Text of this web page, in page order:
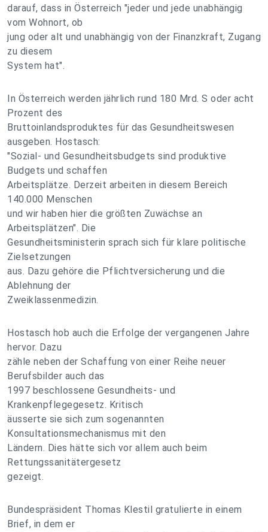
darauf, dass in Österreich "jeder und jede unabhängig
vom Wohnort, ob
jung oder alt und unabhängig von der Finanzkraft, Zugang
zu diesem
System hat".
In Österreich werden jährlich rund 180 Mrd. S oder acht
Prozent des
Bruttoinlandsproduktes für das Gesundheitswesen
ausgeben. Hostasch:
"Sozial- und Gesundheitsbudgets sind produktive
Budgets und schaffen
Arbeitsplätze. Derzeit arbeiten in diesem Bereich
140.000 Menschen
und wir haben hier die größten Zuwächse an
Arbeitsplätzen". Die
Gesundheitsministerin sprach sich für klare politische
Zielsetzungen
aus. Dazu gehöre die Pflichtversicherung und die
Ablehnung der
Zweiklassenmedizin.
Hostasch hob auch die Erfolge der vergangenen Jahre
hervor. Dazu
zähle neben der Schaffung von einer Reihe neuer
Berufsbilder auch das
1997 beschlossene Gesundheits- und
Krankenpflegegesetz. Kritisch
äusserte sie sich zum sogenannten
Konsultationsmechanismus mit den
Ländern. Dies hätte sich vor allem auch beim
Rettungssanitätergesetz
gezeigt.
Bundespräsident Thomas Klestil gratulierte in einem
Brief, in dem er